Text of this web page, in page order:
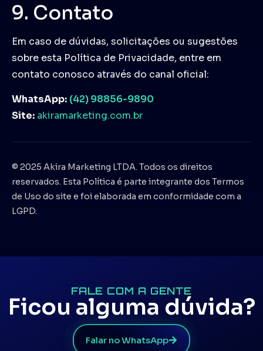
9. Contato
Em caso de dúvidas, solicitações ou sugestões
sobre esta Política de Privacidade, entre em
contato conosco através do canal oficial:
WhatsApp: (42) 98856-9890
Site: akiramarketing.com.br
© 2025 Akira Marketing LTDA. Todos os direitos
reservados. Esta Política é parte integrante dos Termos
de Uso do site e foi elaborada em conformidade com a
LGPD.
FALE COM A GENTE
Ficou alguma dúvida?
Falar no WhatsApp